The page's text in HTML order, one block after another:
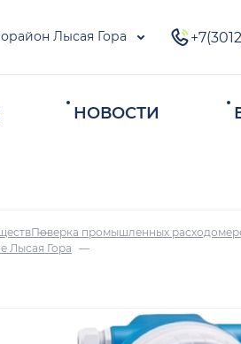
Лысая Гора
НОВОСТИ
Поверка промышленных
Лысая Гора